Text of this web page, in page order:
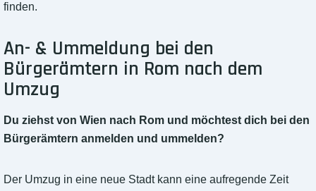
finden.
An- & Ummeldung bei den
Bürgerämtern in Rom nach dem
Umzug
Du ziehst von Wien nach Rom und möchtest dich bei den
Bürgerämtern anmelden und ummelden?
Der Umzug in eine neue Stadt kann eine aufregende Zeit